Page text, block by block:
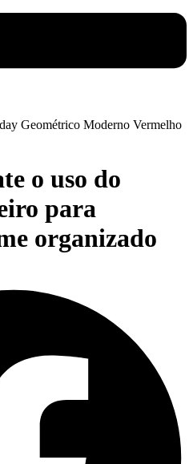
o uso do
para
organizado